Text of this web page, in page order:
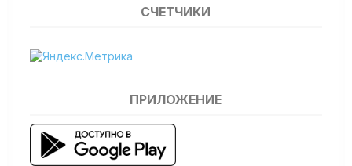
СЧЕТЧИКИ
ПРИЛОЖЕНИЕ